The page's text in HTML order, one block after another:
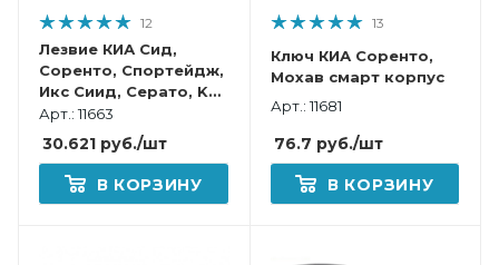
12
Лезвие КИА Сид,
Соренто, Спортейдж,
Икс Сиид, Серато, K5,
Селтос, Стингер для
Смарт ключа
Арт.: 11663
30.621 руб./шт
В КОРЗИНУ
13
Ключ КИА Соренто,
Мохав смарт корпус
Арт.: 11681
76.7 руб./шт
В КОРЗИНУ